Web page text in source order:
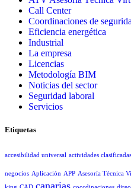
Call Center
Coordinaciones de
Eficiencia energética
Industrial
La empresa
Licencias
Metodología BIM
Noticias del sector
Seguridad laboral
Servicios
Etiquetas
accesibilidad universal actividades clasificadas
negocios Aplicación APP Asesoría Técnica